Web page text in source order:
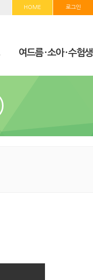
HOME 로그인
여드름 · 소아 · 수험생